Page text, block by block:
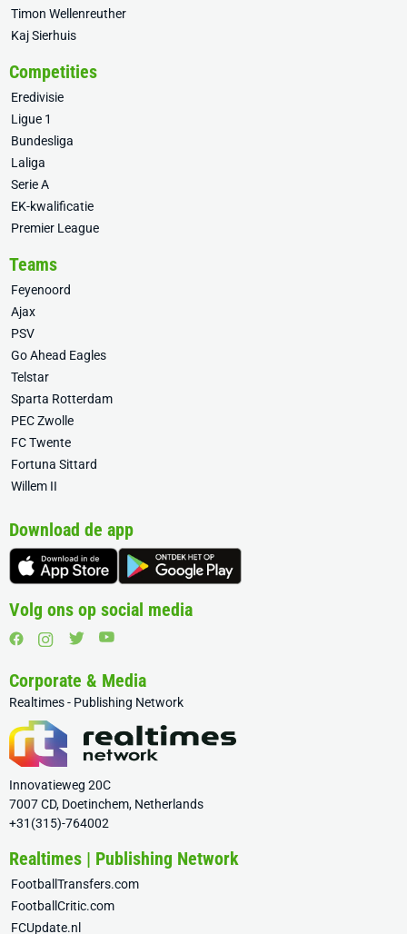
Timon Wellenreuther
Kaj Sierhuis
Competities
Eredivisie
Ligue 1
Bundesliga
Laliga
Serie A
EK-kwalificatie
Premier League
Teams
Feyenoord
Ajax
PSV
Go Ahead Eagles
Telstar
Sparta Rotterdam
PEC Zwolle
FC Twente
Fortuna Sittard
Willem II
Download de app
Volg ons op social media
Corporate & Media
Realtimes - Publishing Network
Innovatieweg 20C
7007 CD, Doetinchem, Netherlands
+31(315)-764002
Realtimes | Publishing Network
FootballTransfers.com
FootballCritic.com
FCUpdate.nl